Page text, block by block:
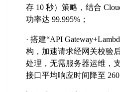
存 10 秒）策略，结合
功率达 99.995%；
·搭建“API
构，加速请求经网关校验
处理，无需服务器运维，
接口平均响应时间降至 260